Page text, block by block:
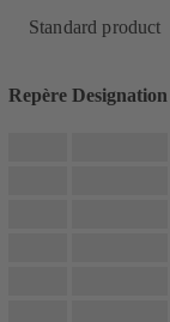
Standard product
Repère Designation